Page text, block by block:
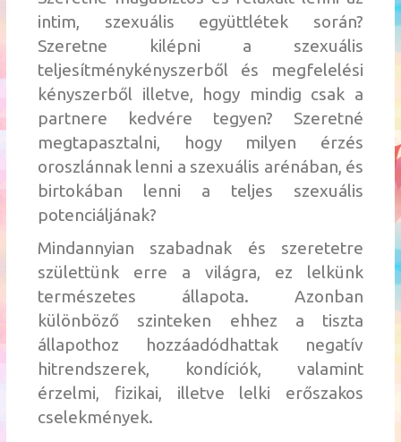
intim, szexuális együttlétek során?
Szeretne kilépni a szexuális
teljesítménykényszerből és megfelelési
kényszerből illetve, hogy mindig csak a
partnere kedvére tegyen? Szeretné
megtapasztalni, hogy milyen érzés
oroszlánnak lenni a szexuális arénában, és
birtokában lenni a teljes szexuális
potenciáljának?
Mindannyian szabadnak és szeretetre
születtünk erre a világra, ez lelkünk
természetes állapota. Azonban
különböző szinteken ehhez a tiszta
állapothoz hozzáadódhattak negatív
hitrendszerek, kondíciók, valamint
érzelmi, fizikai, illetve lelki erőszakos
cselekmények.